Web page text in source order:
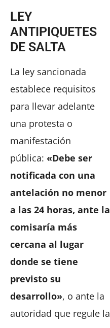
LEY
ANTIPIQUETES
DE SALTA
La ley sancionada
establece requisitos
para llevar adelante
una protesta o
manifestación
pública: «Debe ser
notificada con una
antelación no menor
a las 24 horas, ante la
comisaría más
cercana al lugar
donde se tiene
previsto su
desarrollo», o ante la
autoridad que regule la